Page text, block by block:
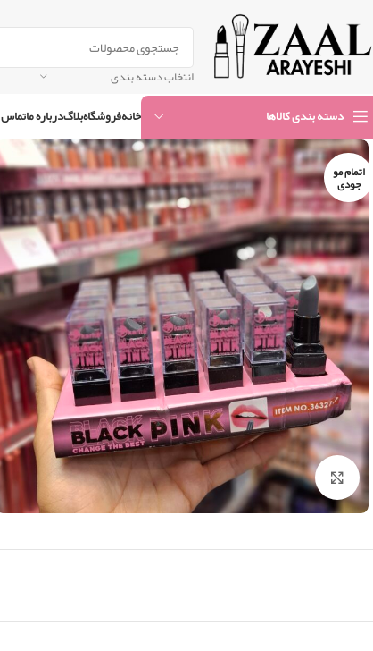
انتخاب دسته بندی
دسته بندی کالاها خانهفروشگاهبلاگدرباره ماتماس
اتمام مو
جودی
بزرگنمایی تصویر